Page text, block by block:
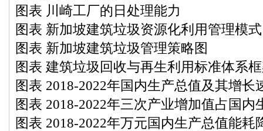
图表 川崎工厂的日处理能力
图表 新加坡建筑垃圾资源化利用管理模式
图表 新加坡建筑垃圾管理策略图
图表 建筑垃圾回收与再生利用标准体系
图表 2018-2022年国内生产总值及其增长
图表 2018-2022年三次产业增加值占国内
图表 2018-2022年万元国内生产总值能耗